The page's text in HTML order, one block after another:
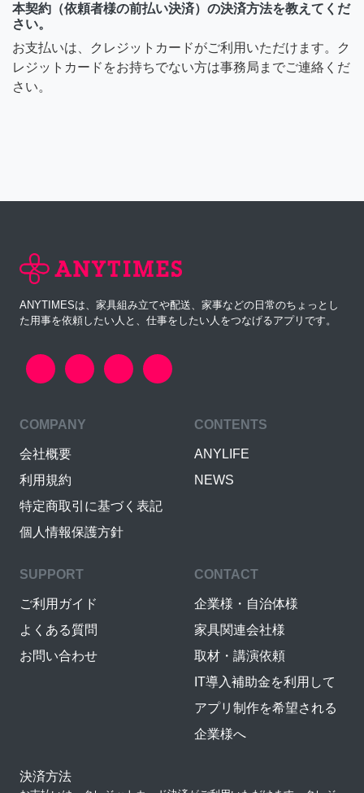
本契約（依頼者様の前払い決済）の決済方法を教えてくだ
さい。
お支払いは、クレジットカードがご利用いただけます。ク
レジットカードをお持ちでない方は事務局までご連絡くだ
さい。
ANYTIMESは、家具組み立てや配送、家事などの日常のちょっとし
た用事を依頼したい人と、仕事をしたい人をつなげるアプリです。
COMPANY
会社概要
利用規約
特定商取引に基づく表記
個人情報保護方針
CONTENTS
ANYLIFE
NEWS
SUPPORT
ご利用ガイド
よくある質問
お問い合わせ
CONTACT
企業様・自治体様
家具関連会社様
取材・講演依頼
IT導入補助金を利用して
アプリ制作を希望される
企業様へ
決済方法